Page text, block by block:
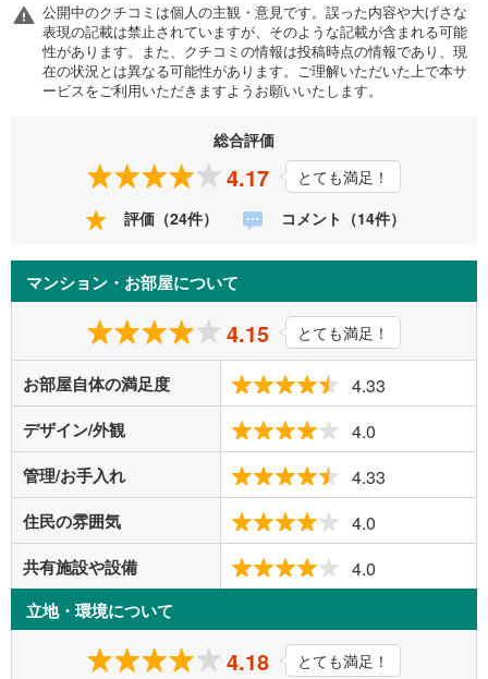
公開中のクチコミは個人の主観・意見です。誤った内容や大げさな
表現の記載は禁止されていますが、そのような記載が含まれる可能
性があります。また、クチコミの情報は投稿時点の情報であり、現
在の状況とは異なる可能性があります。ご理解いただいた上で本サ
ービスをご利用いただきますようお願いいたします。
総合評価
4.17
とても満足！
評価（24件）
コメント（14件）
マンション・お部屋について
4.15 とても満足！
お部屋自体の満足度 4.33
デザイン/外観 4.0
管理/お手入れ 4.33
住民の雰囲気 4.0
共有施設や設備 4.0
立地・環境について
4.18 とても満足！